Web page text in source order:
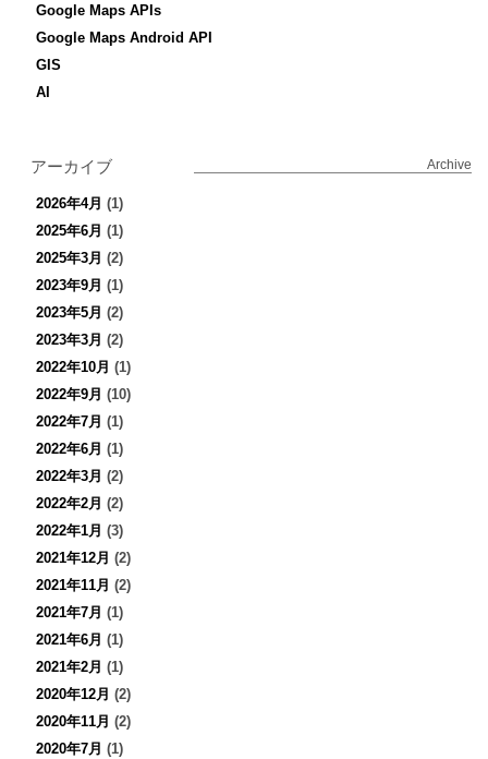
Google Maps APIs
Google Maps Android API
GIS
AI
アーカイブ Archive
2026年4月 (1)
2025年6月 (1)
2025年3月 (2)
2023年9月 (1)
2023年5月 (2)
2023年3月 (2)
2022年10月 (1)
2022年9月 (10)
2022年7月 (1)
2022年6月 (1)
2022年3月 (2)
2022年2月 (2)
2022年1月 (3)
2021年12月 (2)
2021年11月 (2)
2021年7月 (1)
2021年6月 (1)
2021年2月 (1)
2020年12月 (2)
2020年11月 (2)
2020年7月 (1)